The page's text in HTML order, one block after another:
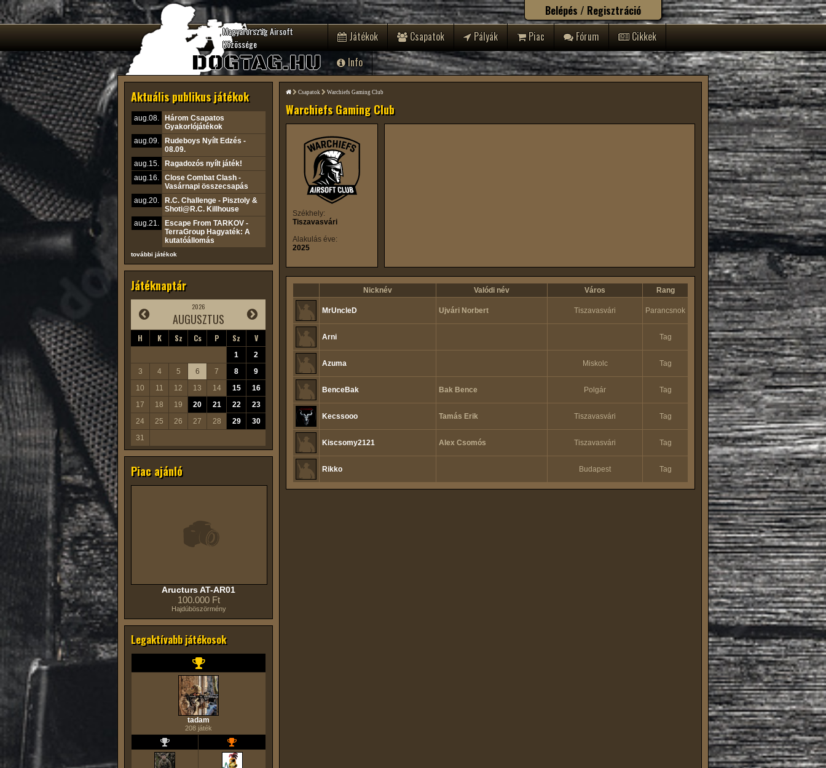
Magyarország Airsoft
Közössége
DOGTAG.HU
Belépés / Regisztráció
Játékok
Csapatok Pályák Piac Fórum
Cikkek
Info
Aktuális publikus játékok
aug.08.
Három Csapatos
Gyakorlójátékok
aug.09.
Rudeboys Nyílt Edzés -
08.09.
aug.15.
Ragadozós nyílt játék!
aug.16.
Close Combat Clash -
Vasárnapi összecsapás
aug.20.
R.C. Challenge - Pisztoly &
Shoti@R.C. Killhouse
aug.21.
Escape From TARKOV -
TerraGroup Hagyaték: A
kutatóállomás
további játékok
Játéknaptár
2026
AUGUSZTUS
H K Sz Cs P Sz V
1
2
3
4 5 6 7 8
9
10
11 12 13 14 15
16
17
18 19 20 21 22
23
24
25 26 27 28 29
30
31
Piac ajánló
Aructurs AT-AR01
100.000 Ft
Hajdúböszörmény
Legaktívabb játékosok
tadam
208 játék
Csapatok Warchiefs Gaming Club
Warchiefs Gaming Club
Székhely:
Tiszavasvári
Alakulás éve:
2025
Nicknév Valódi név Város Rang
MrUncleD Ujvári Norbert Tiszavasvári Parancsnok
Arni Tag
Azuma Miskolc Tag
BenceBak Bak Bence Polgár Tag
Kecssooo Tamás Erik Tiszavasvári Tag
Kiscsomy2121 Alex Csomós Tiszavasvári Tag
Rikko Budapest Tag